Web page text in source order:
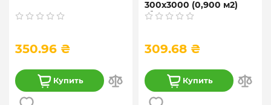
350.96 ₴
Купить
300х3000 (0,900 м2)
(белый,
309.68 ₴
Купить